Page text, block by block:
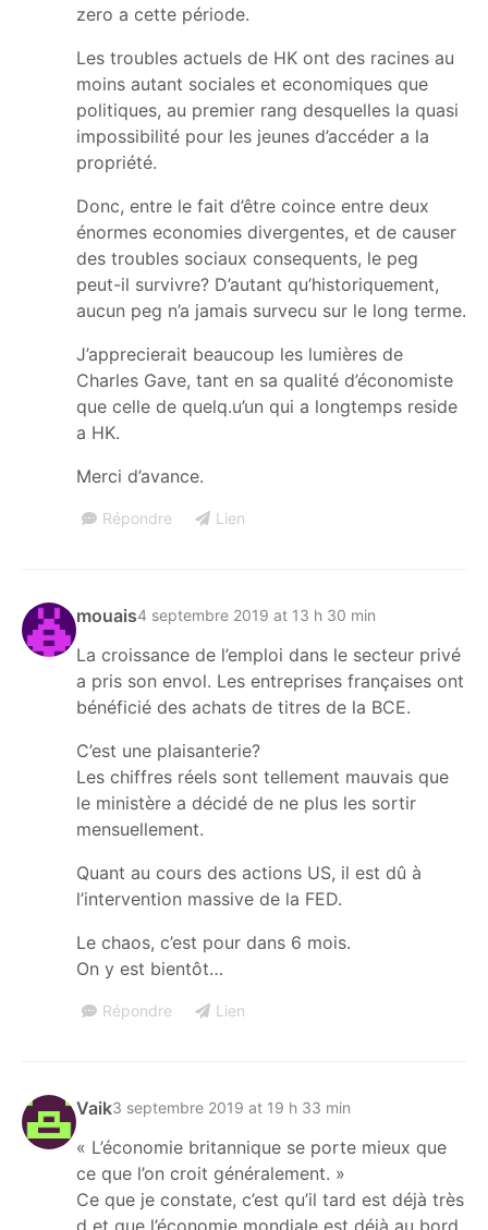
zero a cette période.
Les troubles actuels de HK ont des racines au
moins autant sociales et economiques que
politiques, au premier rang desquelles la quasi
impossibilité pour les jeunes d’accéder a la
propriété.
Donc, entre le fait d’être coince entre deux
énormes economies divergentes, et de causer
des troubles sociaux consequents, le peg
peut-il survivre? D’autant qu’historiquement,
aucun peg n’a jamais survecu sur le long terme.
J’apprecierait beaucoup les lumières de
Charles Gave, tant en sa qualité d’économiste
que celle de quelq.u’un qui a longtemps reside
a HK.
Merci d’avance.
Répondre Lien
mouais4 septembre 2019 at 13 h 30 min
La croissance de l’emploi dans le secteur privé
a pris son envol. Les entreprises françaises ont
bénéficié des achats de titres de la BCE.
C’est une plaisanterie?
Les chiffres réels sont tellement mauvais que
le ministère a décidé de ne plus les sortir
mensuellement.
Quant au cours des actions US, il est dû à
l’intervention massive de la FED.
Le chaos, c’est pour dans 6 mois.
On y est bientôt…
Répondre Lien
Vaik3 septembre 2019 at 19 h 33 min
« L’économie britannique se porte mieux que
ce que l’on croit généralement. »
Ce que je constate, c’est qu’il tard est déjà très
d et que l’économie mondiale est déjà au bord